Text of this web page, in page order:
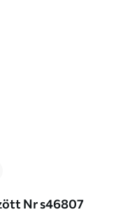
között Nr s46807